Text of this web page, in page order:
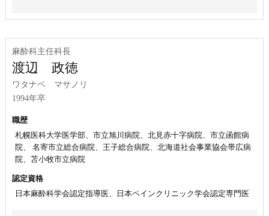
麻酔科主任科長
渡辺 政徳
ワタナベ マサノリ
1994年卒
職歴
札幌医科大学医学部、市立旭川病院、北見赤十字病院、市立函館病
院、 名寄市立総合病院、王子総合病院、北海道社会事業協会帯広病
院、苫小牧市立病院
認定資格
日本麻酔科学会認定指導医、日本ペインクリニック学会認定専門医